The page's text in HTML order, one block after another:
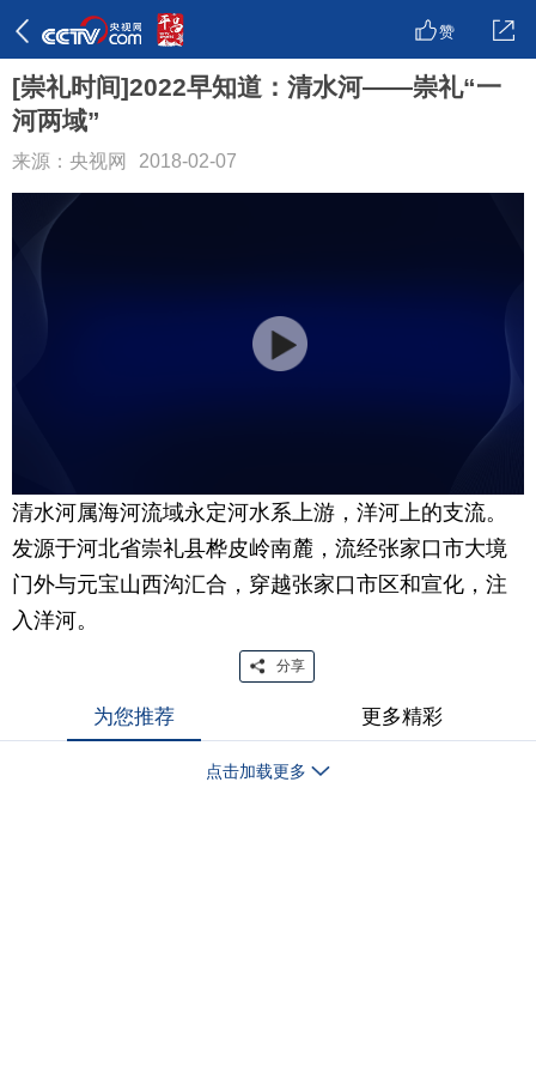
赞
[崇礼时间]2022早知道：清水河——崇礼“一
河两域”
来源：央视网 2018-02-07
清水河属海河流域永定河水系上游，洋河上的支流。
发源于河北省崇礼县桦皮岭南麓，流经张家口市大境
门外与元宝山西沟汇合，穿越张家口市区和宣化，注
入洋河。
分享
为您推荐 更多精彩
点击加载更多